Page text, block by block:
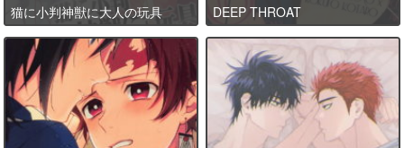
猫に小判神獣に大人の玩具 DEEP THROAT